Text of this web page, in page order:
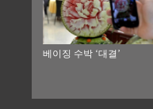
베이징 수박 ‘대결’